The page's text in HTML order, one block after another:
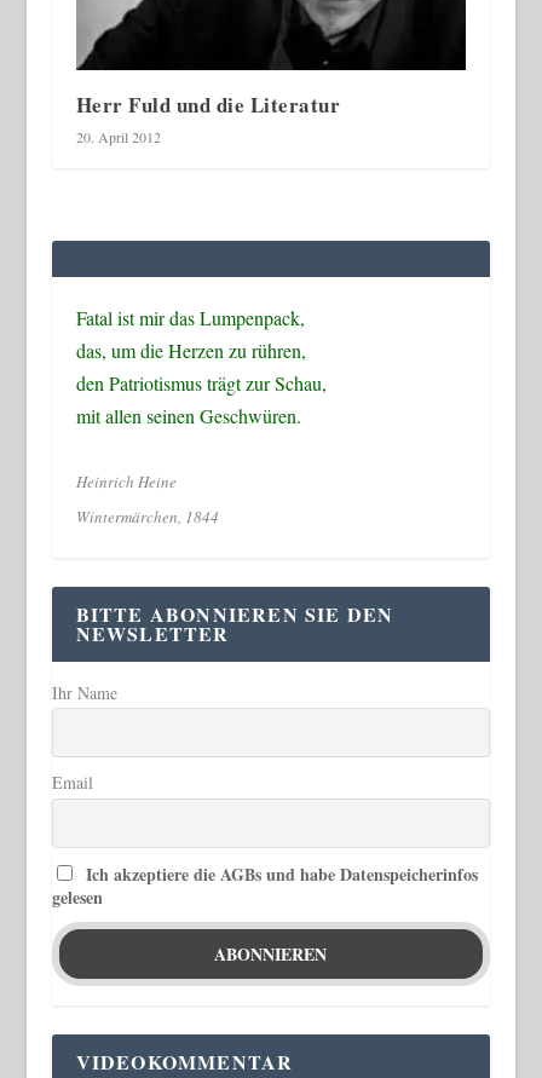
Herr Fuld und die Literatur
20. April 2012
Fatal ist mir das Lumpenpack,
das, um die Herzen zu rühren,
den Patriotismus trägt zur Schau,
mit allen seinen Geschwüren.
Heinrich Heine
Wintermärchen, 1844
BITTE ABONNIEREN SIE DEN
NEWSLETTER
Ihr Name
Email
Ich akzeptiere die AGBs und habe Datenspeicherinfos
gelesen
VIDEOKOMMENTAR